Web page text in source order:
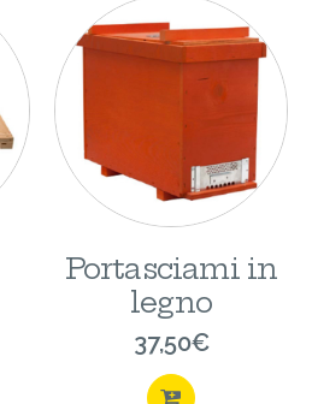
Portasciami in
legno
37,50€